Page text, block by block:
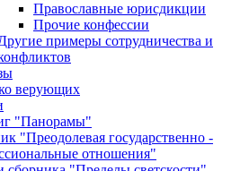
Православные юрисдикции
Прочие конфессии
примеры сотрудничества и
верующих
"Панорамы"
"Преодолевая государственно -
отношения"